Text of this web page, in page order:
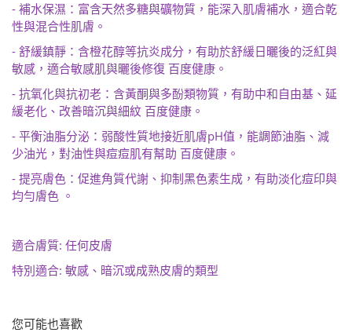
- 補水保濕：富含天然多糖與礦物質，能深入肌膚補水，適合乾
性與混合性肌膚。
- 舒緩鎮靜：含橙花醇等抗炎成分，有助於舒緩日曬後的泛紅與
敏感，適合敏感肌與曬後修復 百度健康。
- 抗氧化與抗初老：含黃酮與多酚類物質，有助中和自由基、延
緩老化、改善暗沉與細紋 百度健康。
- 平衡油脂分泌：弱酸性質地接近肌膚pH值，能調節油脂、減
少油光，對油性與痘痘肌有幫助 百度健康。
- 提亮膚色：促進角質代謝、抑制黑色素生成，有助淡化痘印與
均勻膚色 。
適合膚質: 任何皮膚
特別適合: 敏感、暗沉或成熟皮膚的類型
您可能也喜歡